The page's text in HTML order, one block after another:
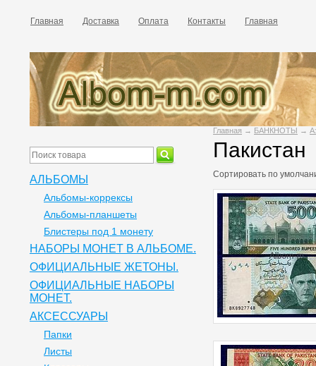
Главная Доставка Оплата Контакты Главная
Главная → БАНКНОТЫ →
Пакистан
Сортировать по
АЛЬБОМЫ
Альбомы-коррексы
Альбомы-планшеты
Блистеры под 1 монету
НАБОРЫ МОНЕТ В АЛЬБОМЕ.
ОФИЦИАЛЬНЫЕ ЖЕТОНЫ.
ОФИЦИАЛЬНЫЕ НАБОРЫ
МОНЕТ.
АКСЕССУАРЫ
Папки
Листы